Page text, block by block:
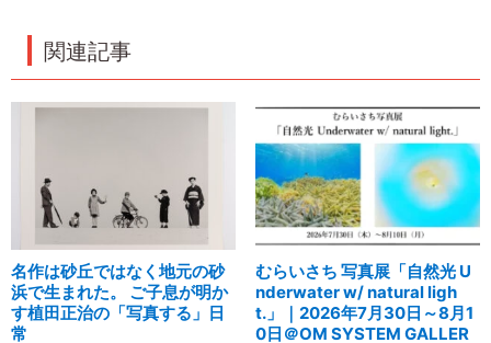
関連記事
名作は砂丘ではなく地元の砂
浜で生まれた。 ご子息が明か
す植田正治の「写真する」日
常
むらいさち 写真展「自然光 U
nderwater w/ natural ligh
t.」｜2026年7月30日～8月1
0日＠OM SYSTEM GALLER